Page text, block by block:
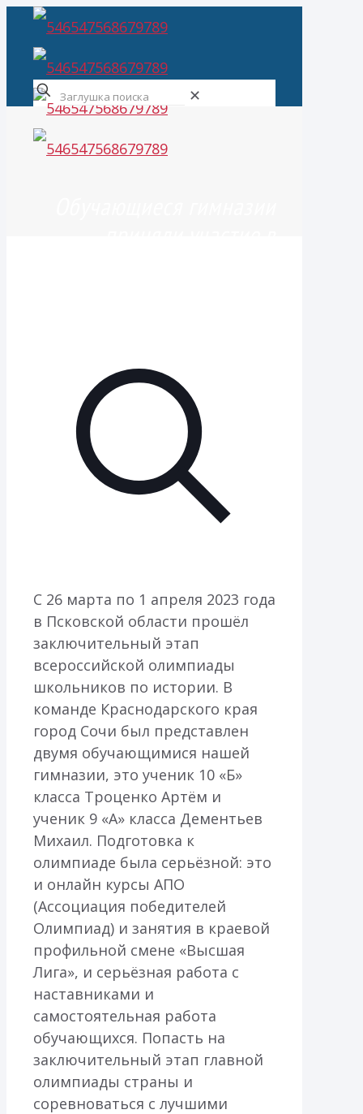
✕
С 26 марта по 1 апреля 2023 года
в Псковской области прошёл
заключительный этап
всероссийской олимпиады
школьников по истории. В
команде Краснодарского края
город Сочи был представлен
двумя обучающимися нашей
гимназии, это ученик 10 «Б»
класса Троценко Артём и
ученик 9 «А» класса Дементьев
Михаил. Подготовка к
олимпиаде была серьёзной: это
и онлайн курсы АПО
(Ассоциация победителей
Олимпиад) и занятия в краевой
профильной смене «Высшая
Лига», и серьёзная работа с
наставниками и
самостоятельная работа
обучающихся. Попасть на
заключительный этап главной
олимпиады страны и
соревноваться с лучшими